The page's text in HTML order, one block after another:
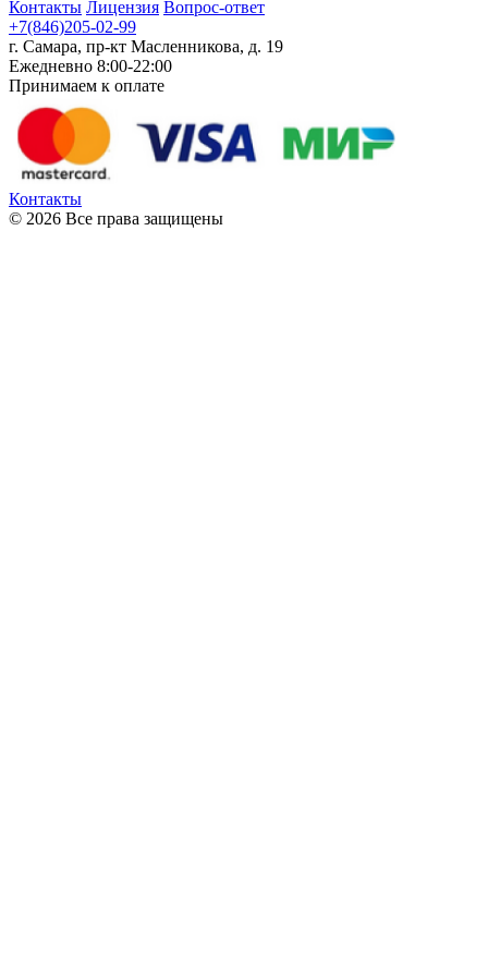
Контакты Лицензия Вопрос-ответ
+7(846)205-02-99
г. Самара, пр-кт Масленникова, д. 19
Ежедневно 8:00-22:00
Принимаем к оплате
Контакты
© 2026 Все права защищены